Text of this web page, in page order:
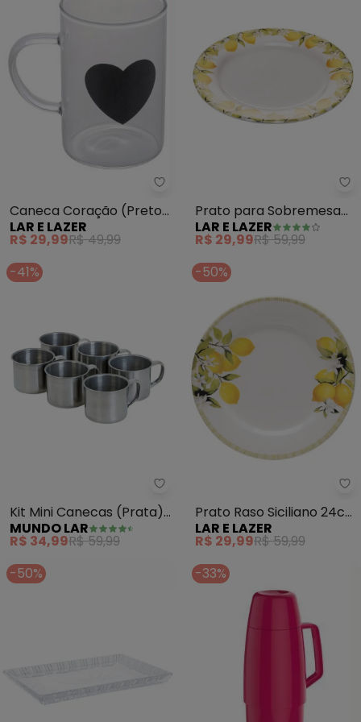
Lar e Lazer - Caneca Coração
Caneca Coração (Preto)
em Vidro 280 Ml
LAR E LAZER
R$ 29,99R$ 49,99
Prato para Sobremesa
(Branco) em Cerâmica
LAR E LAZER
R$ 29,99R$ 59,99
-41%
Mundo Lar - Kit Mini Canecas
Kit Mini Canecas (Prata)
6 Peças
MUNDO LAR
R$ 34,99R$ 59,99
-50%
Prato Raso Siciliano 24cm
(Branco) em Cerâmica
LAR E LAZER
R$ 29,99R$ 59,99
-50%
-33%